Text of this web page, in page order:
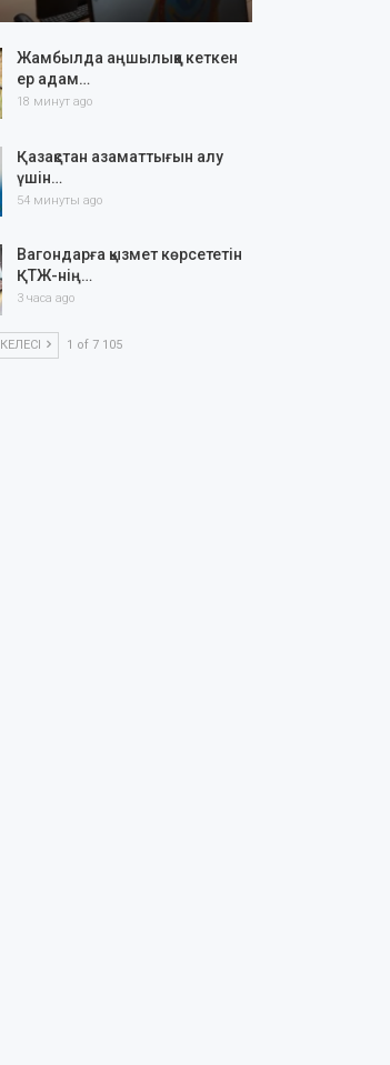
Жамбылда аңшылыққа кеткен
ер адам…
18 минут ago
Қазақстан азаматтығын алу
үшін…
54 минуты ago
Вагондарға қызмет көрсететін
ҚТЖ-нің…
3 часа ago
КЕЛЕСІ 1 of 7 105